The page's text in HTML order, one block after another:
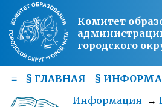
Комитет
городского
≡ § ГЛАВНАЯ §
Информация →